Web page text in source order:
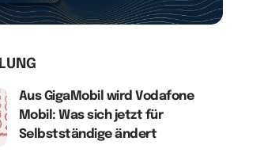
Aus GigaMobil wird Vodafone
Mobil: Was sich jetzt für
Selbstständige ändert